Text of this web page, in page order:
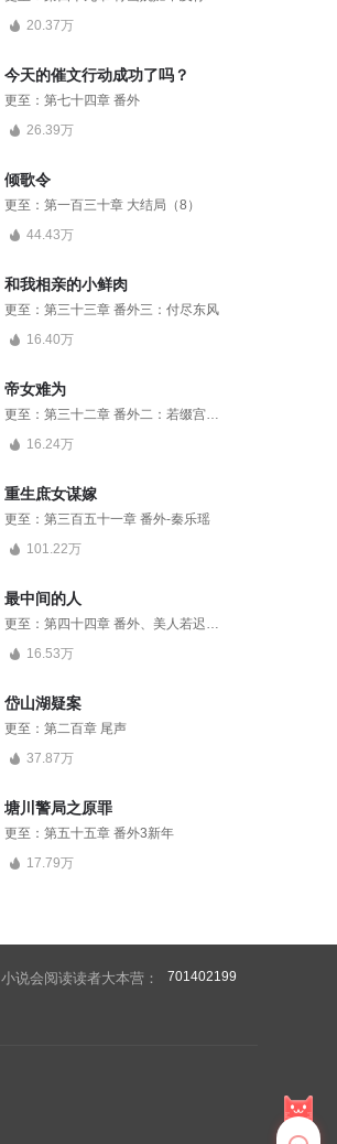
最中间的人
16.53万人气
20.37万
今天的催文行动成功了吗？
更至： 第七十四章 番外
26.39万
倾歌令
更至： 第一百三十章 大结局（8）
44.43万
和我相亲的小鲜肉
更至： 第三十三章 番外三：付尽东风
16.40万
帝女难为
更至： 第三十二章 番外二：若缀宫的桃花
16.24万
重生庶女谋嫁
更至： 第三百五十一章 番外-秦乐瑶
101.22万
最中间的人
更至： 第四十四章 番外、美人若迟暮，我为你点灯
16.53万
岱山湖疑案
更至： 第二百章 尾声
37.87万
塘川警局之原罪
更至： 第五十五章 番外3新年
17.79万
小说会阅读读者大本营： 701402199